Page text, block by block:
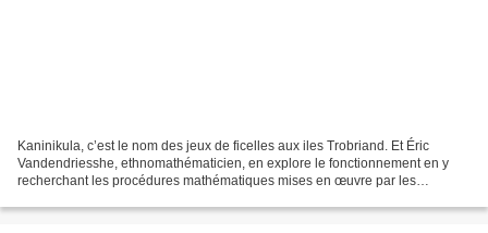
Kaninikula, c’est le nom des jeux de ficelles aux iles Trobriand. Et Éric
Vandendriesshe, ethnomathématicien, en explore le fonctionnement en y
recherchant les procédures mathématiques mises en œuvre par les